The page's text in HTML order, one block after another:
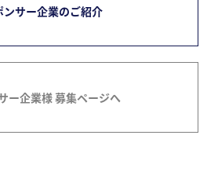
ンサー企業のご紹介
ー企業様 募集ページへ